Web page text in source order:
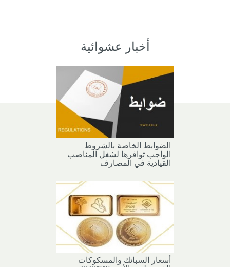
أخبار عشوائية
الضوابط الخاصة بالشروط
الواجب توافرها لشغل المناصب
القيادية في المصارف
أسعار السبائك والمسكوكات